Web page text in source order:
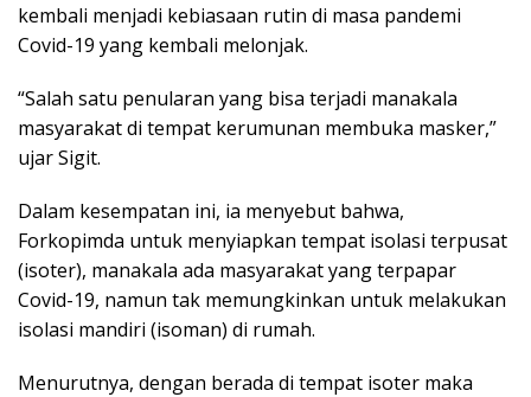
kembali menjadi kebiasaan rutin di masa pandemi
Covid-19 yang kembali melonjak.
“Salah satu penularan yang bisa terjadi manakala
masyarakat di tempat kerumunan membuka masker,”
ujar Sigit.
Dalam kesempatan ini, ia menyebut bahwa,
Forkopimda untuk menyiapkan tempat isolasi terpusat
(isoter), manakala ada masyarakat yang terpapar
Covid-19, namun tak memungkinkan untuk melakukan
isolasi mandiri (isoman) di rumah.
Menurutnya, dengan berada di tempat isoter maka